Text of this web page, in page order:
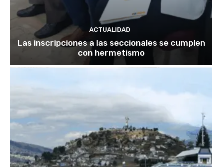
ACTUALIDAD
Las inscripciones a las seccionales se cumplen
con hermetismo